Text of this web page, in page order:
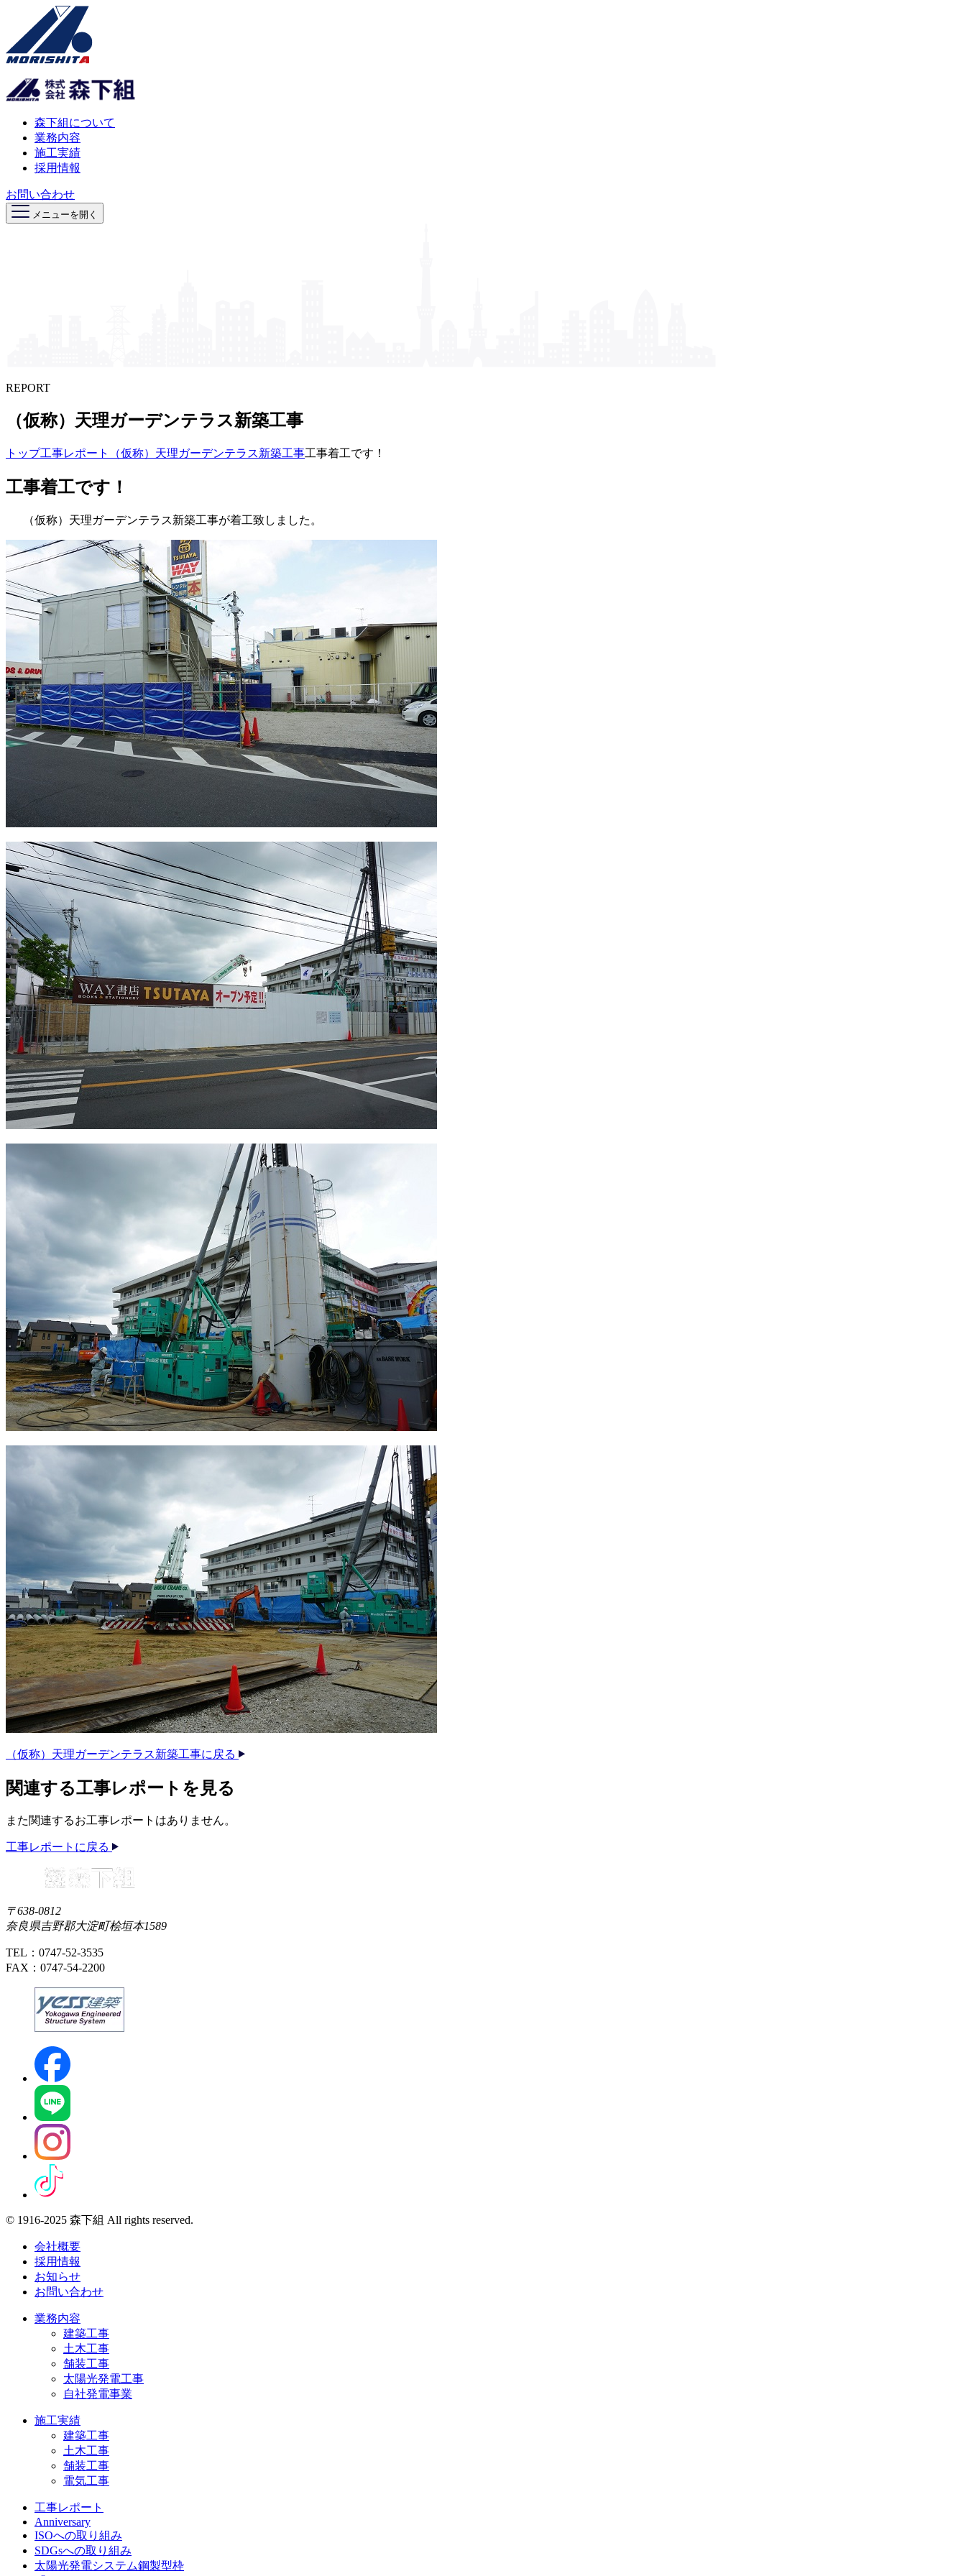
森下組について
業務内容
施工実績
採用情報
お問い合わせ
メニューを開く
REPORT
（仮称）​天理ガーデンテラス新築工事
トップ工事レポート （仮称）天理ガーデンテラス新築工事工事着工です！
工事着工です！
（仮称）天理ガーデンテラス新築工事が着工致しました。
（仮称）天理ガーデンテラス新築工事に戻る
関連する​工事レポートを​見る​
また​関連する​お工事レポートは​ありません。​
工事レポートに戻る
〒638-0812
奈良県吉野郡大淀町桧垣本1589
TEL：0747-52-3535
FAX：0747-54-2200
© 1916-2025 森下組 All rights reserved.
会社概要
採用情報
お知らせ
お問い合わせ
業務内容
建築工事
土木工事
舗装工事
太陽光発電工事
自社発電事業
施工実績
建築工事
土木工事
舗装工事
電気工事
工事レポート
Anniversary
ISOへの取り組み
SDGsへの取り組み
太陽光発電システム鋼製型枠